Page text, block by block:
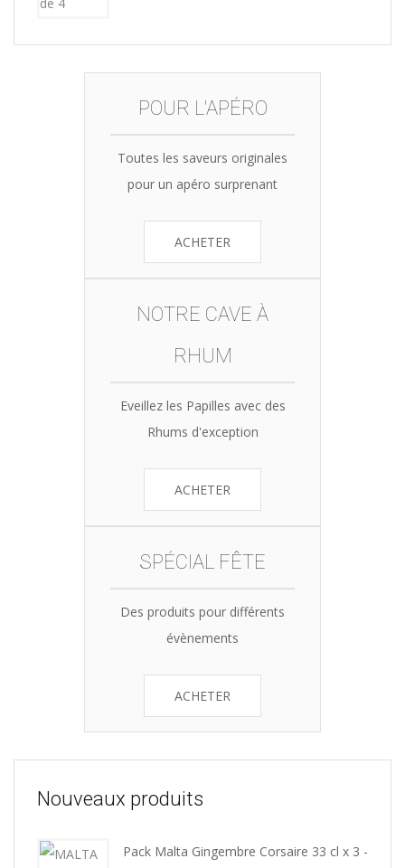
POUR L'APÉRO
Toutes les saveurs originales
pour un apéro surprenant
ACHETER
NOTRE CAVE À
RHUM
Eveillez les Papilles avec des
Rhums d'exception
ACHETER
SPÉCIAL FÊTE
Des produits pour différents
évènements
ACHETER
Nouveaux produits
Pack Malta Gingembre Corsaire 33 cl x 3 -